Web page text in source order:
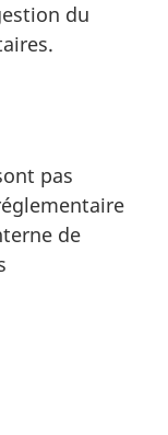
du
pas
de